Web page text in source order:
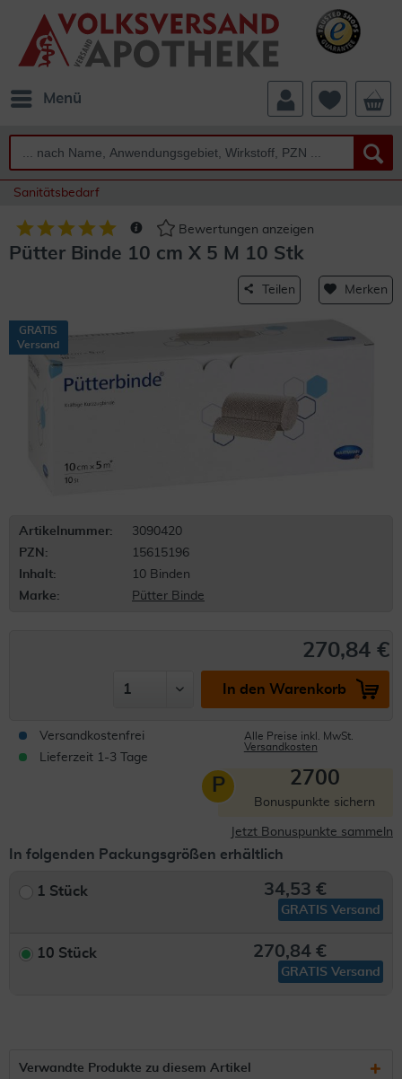
Menü
Sanitätsbedarf
Bewertungen anzeigen
Pütter Binde 10 cm X 5 M 10 Stk
Teilen Merken
GRATIS
Versand
Artikelnummer:
3090420
PZN:
15615196
Inhalt:
10 Binden
Marke:
Pütter Binde
270,84 €
In den Warenkorb
Versandkostenfrei
Lieferzeit 1-3 Tage
Alle Preise inkl. MwSt.
Versandkosten
P 2700
Bonuspunkte sichern
Jetzt Bonuspunkte sammeln
In folgenden Packungsgrößen erhältlich
1 Stück 34,53 €
GRATIS Versand
10 Stück 270,84 €
GRATIS Versand
Verwandte Produkte zu diesem Artikel